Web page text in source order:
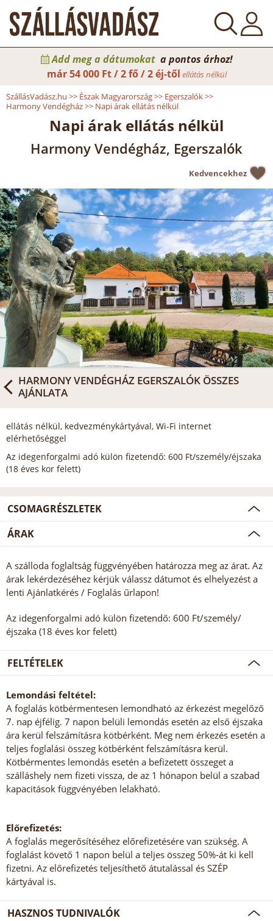
Add meg a dátumokat a pontos árhoz!
már54 000 Ft / 2 fő / 2 éj-től ellátás nélkül
SzállásVadász.hu >> Észak Magyarország>> Egerszalók>>
Harmony Vendégház>> Napi árak ellátás nélkül
Napi árak ellátás nélkül
Harmony Vendégház, Egerszalók
Kedvencekhez
HARMONY VENDÉGHÁZ EGERSZALÓK ÖSSZES
AJÁNLATA
ellátás nélkül, kedvezménykártyával, Wi-Fi internet
elérhetőséggel
Az idegenforgalmi adó külön fizetendő: 600 Ft/személy/éjszaka
(18 éves kor felett)
CSOMAGRÉSZLETEK
ÁRAK
A szálloda foglaltság függvényében határozza meg az árat. Az
árak lekérdezéséhez kérjük válassz dátumot és elhelyezést a
lenti Ajánlatkérés / Foglalás űrlapon!
Az idegenforgalmi adó külön fizetendő: 600 Ft/személy/
éjszaka (18 éves kor felett)
FELTÉTELEK
Lemondási feltétel:
A foglalás kötbérmentesen lemondható az érkezést megelőző
7. nap éjfélig. 7 napon belüli lemondás esetén az első éjszaka
ára kerül felszámításra kötbérként. Meg nem érkezés esetén a
teljes foglalási összeg kötbérként felszámításra kerül.
Kötbérmentes lemondás esetén a befizetett összeget a
szálláshely nem fizeti vissza, de az 1 hónapon belül a szabad
kapacitások függvényében lelakható.
Előrefizetés:
A foglalás megerősítéséhez előrefizetésére van szükség. A
foglalást követő 1 napon belül a teljes összeg 50%-át ki kell
fizetni. Az előrefizetés teljesíthető átutalással és SZÉP
kártyával is.
HASZNOS TUDNIVALÓK